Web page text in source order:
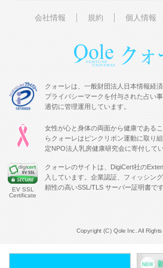
会社情報 規約 個人情報
クォーレは、一般財団法人日本情報経
プライバシーマークを付与された占い
適切に管理運用しています。
女性が心と身体の両面から健康である
らクォーレはピンクリボン運動に取り
定NPO法人乳房健康研究会に寄付してい
EV SSL
Certificate
クォーレのサイトは、DigiCert社の
入しています。企業認証、フィッシン
頼性の高いSSL/TLS サーバー証明書です
Copyright (C) Qole Inc. All Rights